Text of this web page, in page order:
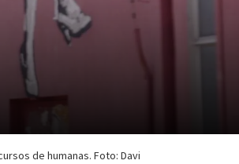
de humanas. Foto: Davi